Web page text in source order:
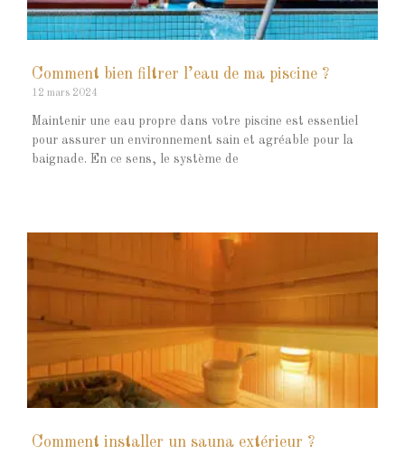
Comment bien filtrer l’eau de ma piscine ?
12 mars 2024
Maintenir une eau propre dans votre piscine est essentiel
pour assurer un environnement sain et agréable pour la
baignade. En ce sens, le système de
Comment installer un sauna extérieur ?